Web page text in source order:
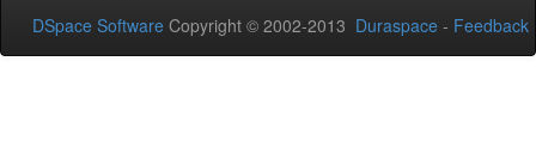
DSpace Software Copyright © 2002-2013 Duraspace - Feedback